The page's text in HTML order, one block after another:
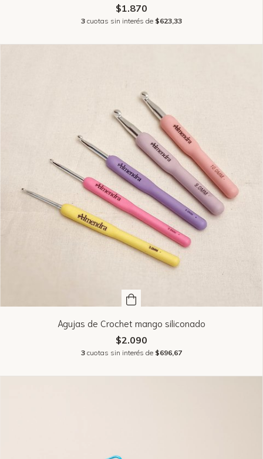
$1.870
3 cuotas sin interés de $623,33
Agujas de Crochet mango siliconado
$2.090
3 cuotas sin interés de $696,67